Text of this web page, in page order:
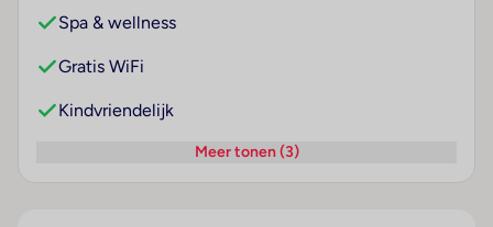
Spa & wellness
Gratis WiFi
Kindvriendelijk
Meer tonen (3)